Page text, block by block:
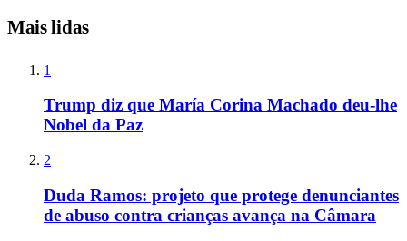
Mais lidas
1
Trump diz que María Corina Machado deu-lhe
Nobel da Paz
2
Duda Ramos: projeto que protege denunciantes
de abuso contra crianças avança na Câmara